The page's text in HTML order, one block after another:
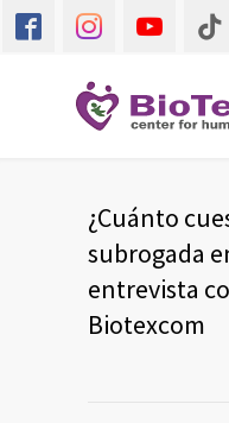
¿Cuánto
subrogada
entrevista
Biotexcom